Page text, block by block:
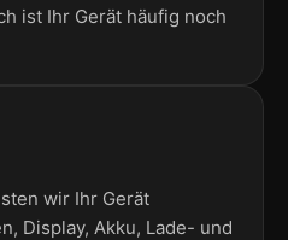
ist Ihr Gerät häufig noch
wir Ihr Gerät
Display, Akku, Lade- und